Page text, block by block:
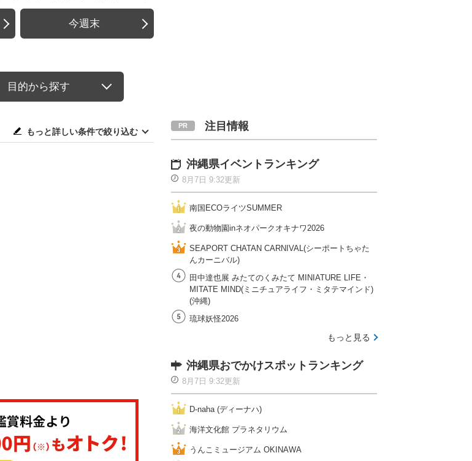
今週末
目的から探す
もっと詳しい条件で絞り込む 注目情報
沖縄県イベントランキング
8月7日 9:32更新
南国ECOライツSUMMER
夜の動物園inネオパークオキナワ2026
SEAPORT CHATAN CARNIVAL(シーポートちゃた
んカーニバル)
田中達也展 みたてのくみたて MINIATURE LIFE・
MITATE MIND(ミニチュアライフ・ミタテマインド)
(沖縄)
琉球妖怪2026
もっと見る
沖縄県おでかけスポットランキング
8月7日 9:32更新
D-naha (ディーナハ)
海洋文化館 プラネタリウム
うんこミュージアム OKINAWA